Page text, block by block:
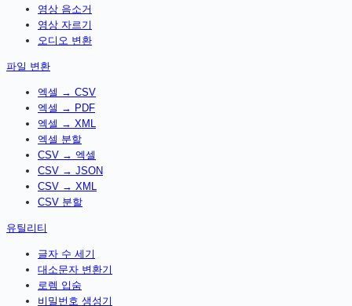
영상 음소거
영상 자르기
오디오 변환
파일 변환
엑셀 → CSV
엑셀 → PDF
엑셀 → XML
엑셀 분할
CSV → 엑셀
CSV → JSON
CSV → XML
CSV 분할
유틸리티
글자 수 세기
대소문자 변환기
로렘 입숨
비밀번호 생성기